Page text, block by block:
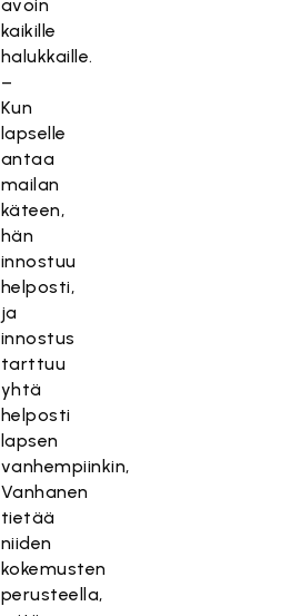
avoin
kaikille
halukkaille.
–
Kun
lapselle
antaa
mailan
käteen,
hän
innostuu
helposti,
ja
innostus
tarttuu
yhtä
helposti
lapsen
vanhempiinkin,
Vanhanen
tietää
niiden
kokemusten
perusteella,